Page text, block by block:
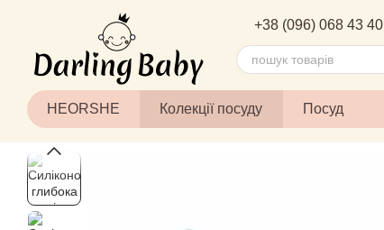
Перейти до основного контенту
+38 (096) 068 43 40
HEORSHE Колекції посуду Посуд